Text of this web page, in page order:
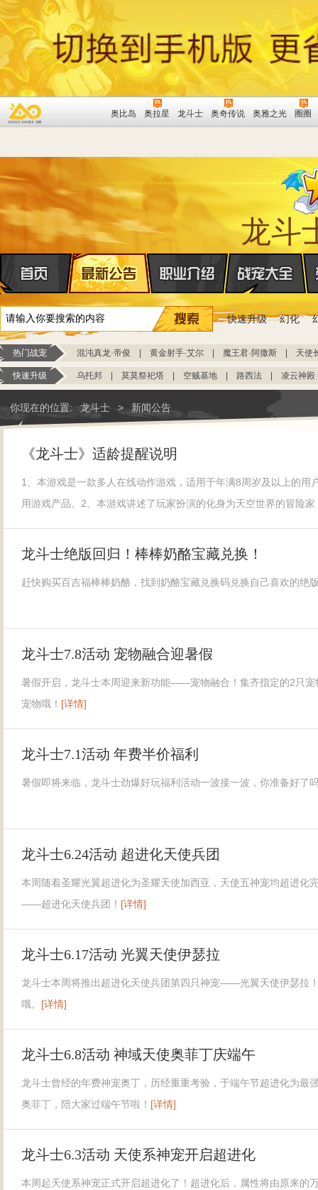
奥比岛 奥拉星 龙斗士 奥奇传说 奥雅之光 圈圈
龙斗
快速升级 幻化
热门战宠 混沌真龙·帝俊 黄金射手·艾尔 魔王君·阿撒斯 天使
快速升级 乌托邦 莫莫祭祀塔 空贼基地 路西法 凌云神殿
你现在的位置: 龙斗士 > 新闻公告
《龙斗士》适龄提醒说明
1、本游戏是一款多人在线动作游戏，适用于年满8周岁及以上的用
用游戏产品。2、本游戏讲述了玩家扮演的化身为天空世界的冒险
龙斗士绝版回归！棒棒奶酪宝藏兑换！
赶快购买百吉福棒棒奶酪，找到奶酪宝藏兑换码兑换自己喜欢的绝
龙斗士7.8活动 宠物融合迎暑假
暑假开启，龙斗士本周迎来新功能——宠物融合！集齐指定的2只宠
宠物哦！ [详情]
龙斗士7.1活动 年费半价福利
暑假即将来临，龙斗士劲爆好玩福利活动一波接一波，你准备好了
龙斗士6.24活动 超进化天使兵团
本周随着圣耀光翼超进化为圣耀天使加西亚，天使五神宠均超进化
——超进化天使兵团！ [详情]
龙斗士6.17活动 光翼天使伊瑟拉
龙斗士本周将推出超进化天使兵团第四只神宠——光翼天使伊瑟拉
哦。 [详情]
龙斗士6.8活动 神域天使奥菲丁庆端午
龙斗士曾经的年费神宠奥丁，历经重重考验，于端午节超进化为
奥菲丁，陪大家过端午节啦！ [详情]
龙斗士6.3活动 天使系神宠开启超进化
本周起天使系神宠正式开启超进化了！超进化后，属性将由原来的